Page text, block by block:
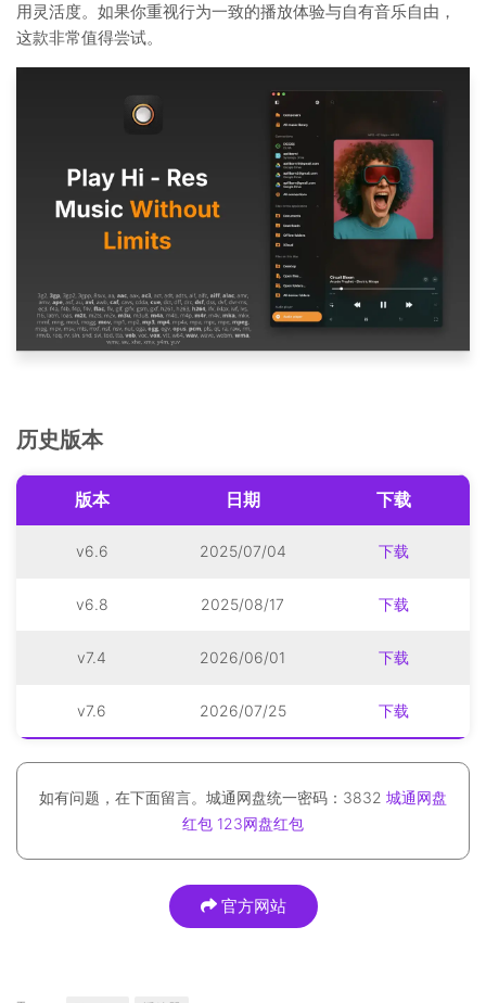
用灵活度。如果你重视行为一致的播放体验与自有音乐自由，
这款非常值得尝试。
历史版本
版本 日期 下载
v6.6 2025/07/04 下载
v6.8 2025/08/17 下载
v7.4 2026/06/01 下载
v7.6 2026/07/25 下载
如有问题，在下面留言。城通网盘统一密码：3832 城通网盘
红包 123网盘红包
官方网站